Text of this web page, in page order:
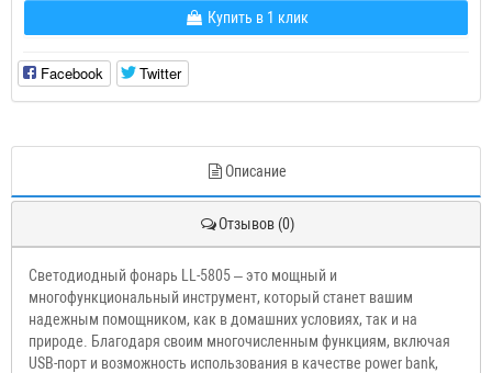
Купить в 1 клик
Facebook Twitter
Описание
Отзывов (0)
Светодиодный фонарь LL-5805 – это мощный и
многофункциональный инструмент, который станет вашим
надежным помощником, как в домашних условиях, так и на
природе. Благодаря своим многочисленным функциям, включая
USB-порт и возможность использования в качестве power bank,